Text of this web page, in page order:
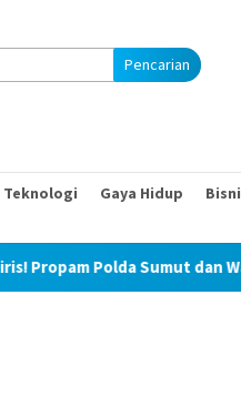
Pencarian
Teknologi Gaya Hidup
Sumut dan Wasidik